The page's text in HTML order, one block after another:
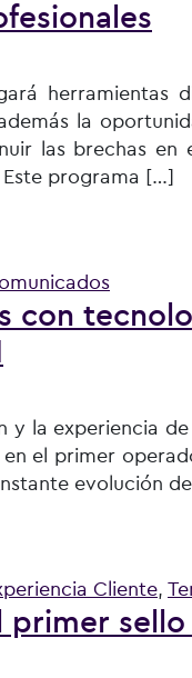
la
las brechas
Este programa […]
con
y la experiencia
el primer
evolución
Cliente,
primer